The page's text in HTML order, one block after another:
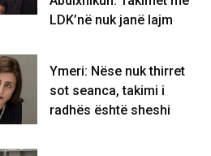
LDK’në nuk janë lajm
Ymeri: Nëse nuk thirret
sot seanca, takimi i
radhës është sheshi